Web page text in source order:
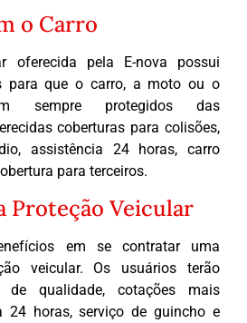
o Carro
oferecida pela E-nova possui
para que o carro, a moto ou o
sempre protegidos das
coberturas para colisões,
assistência 24 horas, carro
para terceiros.
Proteção Veicular
em se contratar uma
veicular. Os usuários terão
qualidade, cotações mais
24 horas, serviço de guincho e